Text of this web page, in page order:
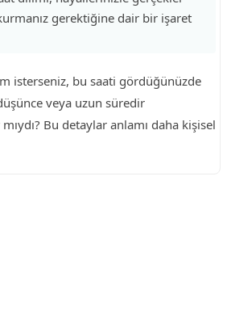
gerektiğine dair bir işaret
isterseniz, bu saati gördüğünüzde
veya uzun süredir
Bu detaylar anlamı daha kişisel